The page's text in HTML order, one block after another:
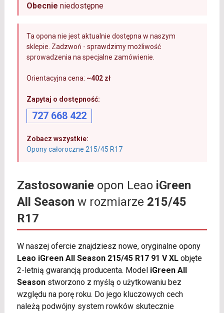
Obecnie niedostępne
Ta opona nie jest aktualnie dostępna w naszym
sklepie. Zadzwoń - sprawdzimy możliwość
sprowadzenia na specjalne zamówienie.
Orientacyjna cena: ~402 zł
Zapytaj o dostępność:
727 668 422
Zobacz wszystkie:
Opony całoroczne 215/45 R17
Zastosowanieopon Leao iGreen
All Season w rozmiarze 215/45
R17
W naszej ofercie znajdziesz nowe, oryginalne opony
Leao iGreen All Season 215/45 R17 91 V XLobjęte
2-letnią gwarancją producenta. Model iGreen All
Seasonstworzono z myślą o użytkowaniu bez
względu na porę roku. Do jego kluczowych cech
należą podwójny system rowków skutecznie